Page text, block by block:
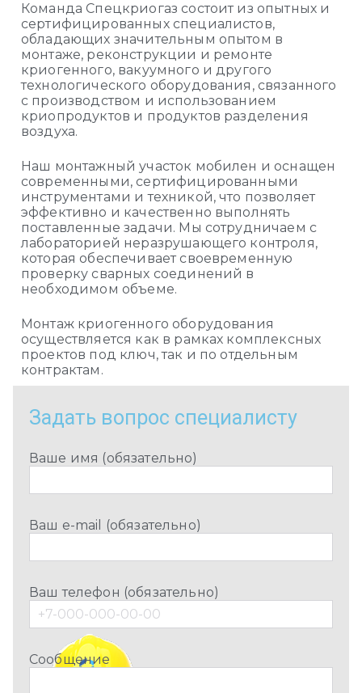
Команда Спецкриогаз состоит из опытных и
сертифицированных специалистов,
обладающих значительным опытом в
монтаже, реконструкции и ремонте
криогенного, вакуумного и другого
технологического оборудования, связанного
с производством и использованием
криопродуктов и продуктов разделения
воздуха.
Наш монтажный участок мобилен и оснащен
современными, сертифицированными
инструментами и техникой, что позволяет
эффективно и качественно выполнять
поставленные задачи. Мы сотрудничаем с
лабораторией неразрушающего контроля,
которая обеспечивает своевременную
проверку сварных соединений в
необходимом объеме.
Монтаж криогенного оборудования
осуществляется как в рамках комплексных
проектов под ключ, так и по отдельным
контрактам.
Задать вопрос специалисту
Ваше имя (обязательно)
Ваш e-mail (обязательно)
Ваш телефон (обязательно)
Сообщение